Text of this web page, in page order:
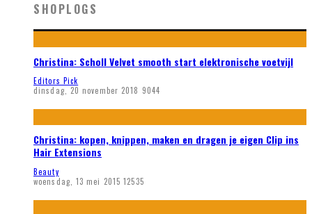
SHOPLOGS
Christina: Scholl Velvet smooth start elektronische voetvijl
Editors Pick
dinsdag, 20 november 2018 9044
Christina: kopen, knippen, maken en dragen je eigen Clip ins
Hair Extensions
Beauty
woensdag, 13 mei 2015 12535